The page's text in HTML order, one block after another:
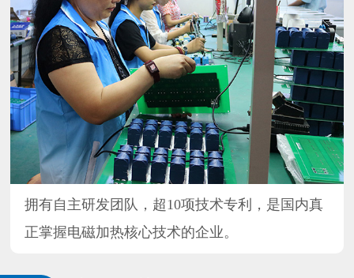
拥有自主研发团队，超10项技术专利，是国内真
正掌握电磁加热核心技术的企业。